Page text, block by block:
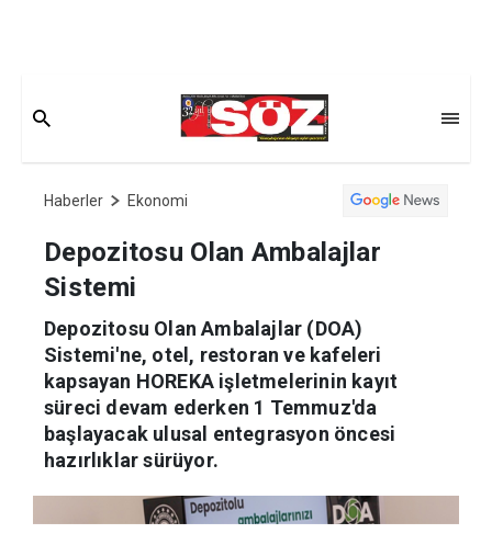
Depozitosu Olan Ambalajlar
Sistemi
Depozitosu Olan Ambalajlar (DOA)
Sistemi'ne, otel, restoran ve kafeleri
kapsayan HOREKA işletmelerinin kayıt
süreci devam ederken 1 Temmuz'da
başlayacak ulusal entegrasyon öncesi